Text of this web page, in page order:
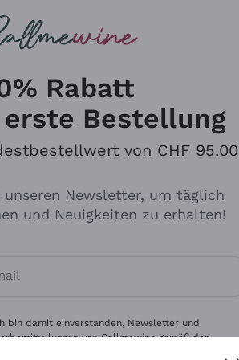
Bosco
Gavi
Rabatt
Bestellung
von CHF 95.00
unseren Newsletter, um täglich
und Neuigkeiten zu erhalten!
Einwilligungen zum Erhalt von
bin damit einverstanden, Newsletter und
von Callmewine gemäß den -